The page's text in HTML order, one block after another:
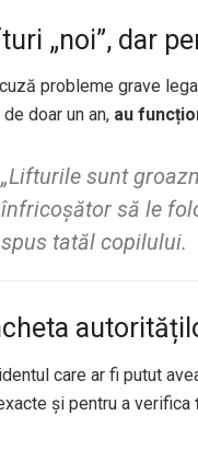
„noi”, dar
probleme grave
doar un an, au
„Lifturile sunt
înfricoșător să le
spus tatăl copilului.
care ar fi putut
și pentru a verifica